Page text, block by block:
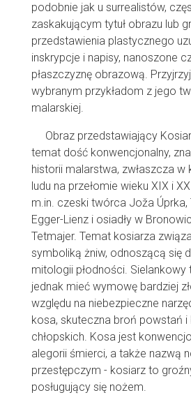
podobnie jak u surrealistów,
zaskakującym tytuł obrazu lub
przedstawienia plastycznego
inskrypcje i napisy, nanoszone
płaszczyznę obrazową.
wybranym przykładom z jego
malarskiej.
Obraz przedstawiający
temat dość konwencjonalny,
historii malarstwa, zwłaszcza w
ludu na przełomie wieku XIX i
m.in. czeski twórca Joža Úprka,
Egger-Lienz i osiadły w
Tetmajer. Temat kosiarza
symboliką żniw, odnoszącą się
mitologii płodności.
jednak mieć wymowę bardziej
względu na niebezpieczne
kosa, skuteczna broń powstań i
chłopskich. Kosa jest
alegorii śmierci, a także nazwą
przestępczym - kosiarz to
posługujący się nożem.